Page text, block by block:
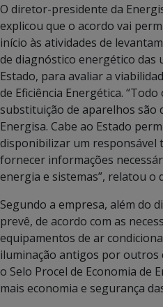
O diretor-presidente da
explicou que o acordo vai
início às atividades de
de diagnóstico energético das
Estado, para avaliar a
de Eficiência Energética.
substituição de aparelhos são
Energisa. Cabe ao Estado
disponibilizar um responsável
fornecer informações
energia e sistemas”, relatou o
Segundo a empresa, além do
prevê, de acordo com as
equipamentos de ar
iluminação antigos por outros
o Selo Procel de Economia de
mais economia e segurança